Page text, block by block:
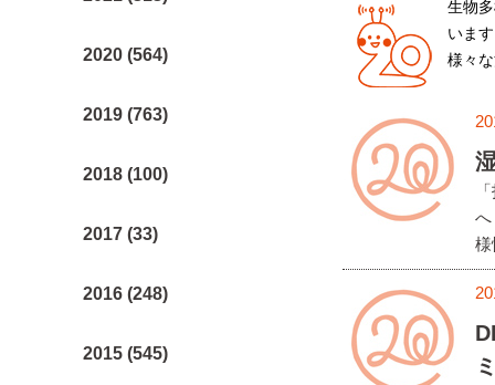
2020 (564)
2019 (763)
2018 (100)
2017 (33)
2016 (248)
2015 (545)
生物
いま
様々